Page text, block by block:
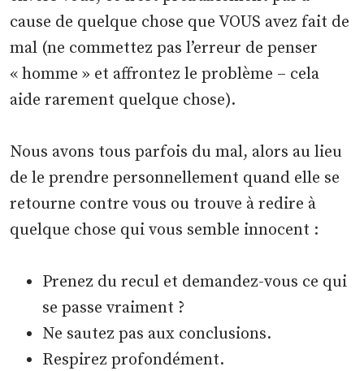
cause de quelque chose que VOUS avez fait de
mal (ne commettez pas l’erreur de penser
« homme » et affrontez le problème – cela
aide rarement quelque chose).
Nous avons tous parfois du mal, alors au lieu
de le prendre personnellement quand elle se
retourne contre vous ou trouve à redire à
quelque chose qui vous semble innocent :
Prenez du recul et demandez-vous ce qui
se passe vraiment ?
Ne sautez pas aux conclusions.
Respirez profondément.